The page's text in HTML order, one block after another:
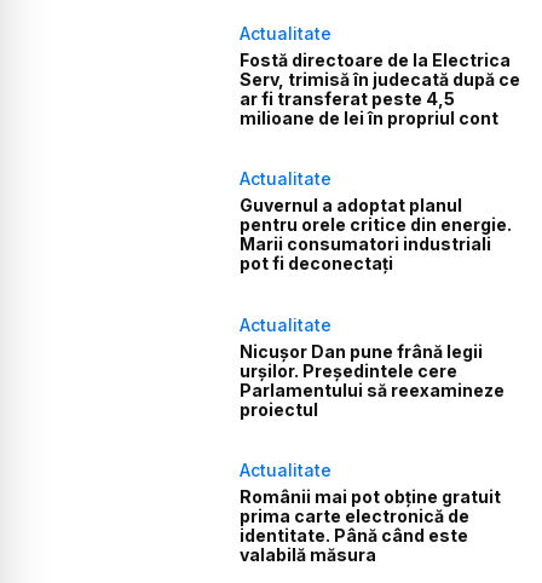
Actualitate
Fostă directoare de la Electrica
Serv, trimisă în judecată după ce
ar fi transferat peste 4,5
milioane de lei în propriul cont
Actualitate
Guvernul a adoptat planul
pentru orele critice din energie.
Marii consumatori industriali
pot fi deconectați
Actualitate
Nicușor Dan pune frână legii
urșilor. Președintele cere
Parlamentului să reexamineze
proiectul
Actualitate
Românii mai pot obține gratuit
prima carte electronică de
identitate. Până când este
valabilă măsura